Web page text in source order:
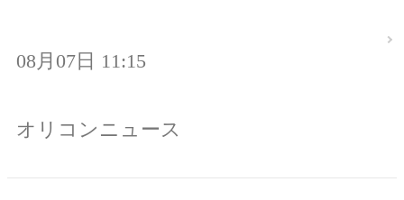
08月07日 11:15
オリコンニュース